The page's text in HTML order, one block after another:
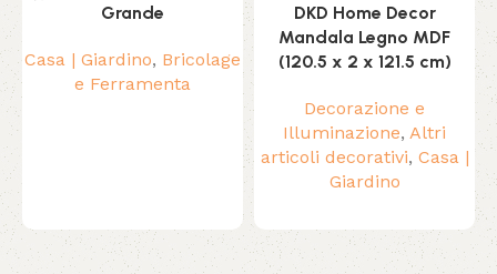
Grande
Casa | Giardino, Bricolage
e Ferramenta
DKD Home Decor
Mandala Legno MDF
(120.5 x 2 x 121.5 cm)
Decorazione e
Illuminazione, Altri
articoli decorativi, Casa |
Giardino
Read More